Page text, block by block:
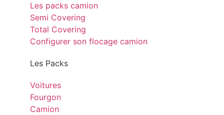
Les packs camion
Semi Covering
Total Covering
Configurer son flocage camion
Les Packs
Voitures
Fourgon
Camion